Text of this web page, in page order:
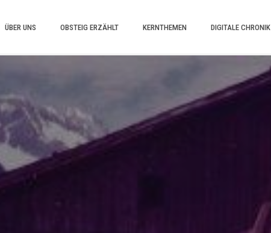
ÜBER UNS OBSTEIG ERZÄHLT KERNTHEMEN DIGITALE CHRONIK